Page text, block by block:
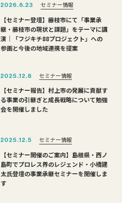
2026.6.23 セミナー情報
【セミナー登壇】藤枝市にて「事業承
継・藤枝市の現状と課題」をテーマに講
演｜「フジキチ88プロジェクト」への
参画と今後の地域連携を提案
2025.12.8 セミナー情報
【セミナー報告】村上市の発展に貢献す
る事業の引継ぎと成長戦略について勉強
会を開催しました
2025.12.5 セミナー情報
【セミナー開催のご案内】島根県・西ノ
島町でプロレス界のレジェンド・小橋建
太氏登壇の事業承継セミナーを開催しま
す